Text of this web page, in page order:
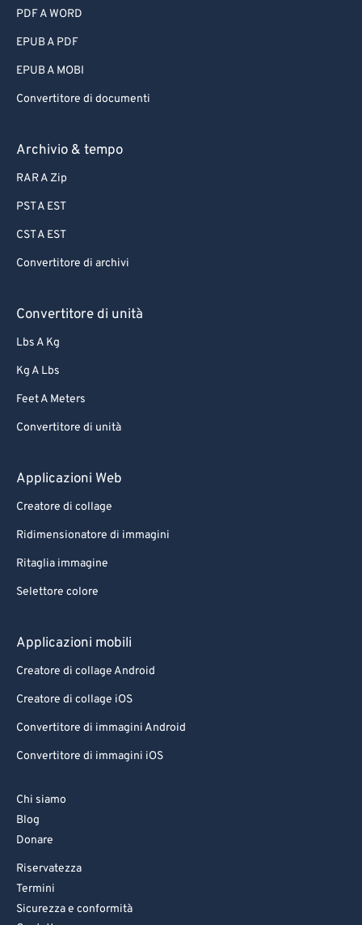
PDF A WORD
EPUB A PDF
EPUB A MOBI
Convertitore di documenti
Archivio & tempo
RAR A Zip
PST A EST
CST A EST
Convertitore di archivi
Convertitore di unità
Lbs A Kg
Kg A Lbs
Feet A Meters
Convertitore di unità
Applicazioni Web
Creatore di collage
Ridimensionatore di immagini
Ritaglia immagine
Selettore colore
Applicazioni mobili
Creatore di collage Android
Creatore di collage iOS
Convertitore di immagini Android
Convertitore di immagini iOS
Chi siamo
Blog
Donare
Riservatezza
Termini
Sicurezza e conformità